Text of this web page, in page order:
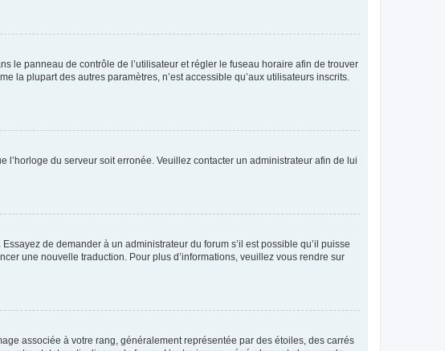
le panneau de contrôle de l’utilisateur et régler le fuseau horaire afin de trouver
la plupart des autres paramètres, n’est accessible qu’aux utilisateurs inscrits.
l’horloge du serveur soit erronée. Veuillez contacter un administrateur afin de lui
de demander à un administrateur du forum s’il est possible qu’il puisse
une nouvelle traduction. Pour plus d’informations, veuillez vous rendre sur
associée à votre rang, généralement représentée par des étoiles, des carrés